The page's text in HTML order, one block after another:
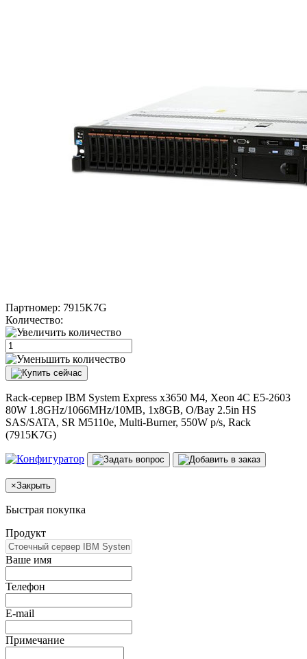
Партномер: 7915K7G
Количество:
Rack-сервер IBM System Express x3650 M4, Xeon 4C E5-2603
80W 1.8GHz/1066MHz/10MB, 1x8GB, O/Bay 2.5in HS
SAS/SATA, SR M5110e, Multi-Burner, 550W p/s, Rack
(7915K7G)
×Закрыть
Быстрая покупка
Продукт
Ваше имя
Телефон
E-mail
Примечание